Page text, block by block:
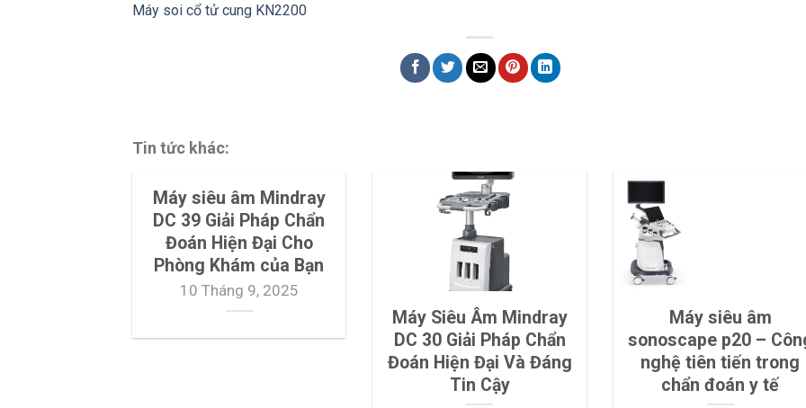
Máy soi cổ tử cung KN2200
Tin tức khác:
Máy siêu âm Mindray
DC 39 Giải Pháp Chẩn
Đoán Hiện Đại Cho
Phòng Khám của Bạn
10 Tháng 9, 2025
Máy Siêu Âm Mindray
DC 30 Giải Pháp Chẩn
Đoán Hiện Đại Và Đáng
Tin Cậy
Máy siêu âm
sonoscape p20 –
nghệ tiên tiến trong
chẩn đoán y tế